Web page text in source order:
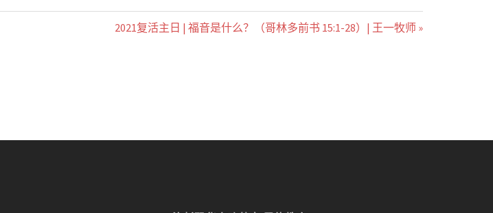
2021复活主日 | 福音是什么？（哥林多前书 15:1-28）| 王一牧师 »